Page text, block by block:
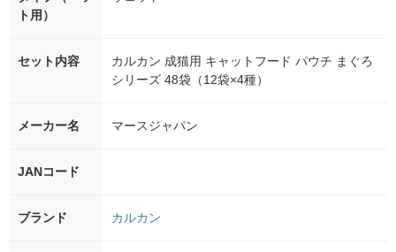
ト用）
セット内容
カルカン 成猫用 キャットフード パウチ まぐろ
シリーズ 48袋（12袋×4種）
メーカー名 マースジャパン
JANコード
ブランド カルカン